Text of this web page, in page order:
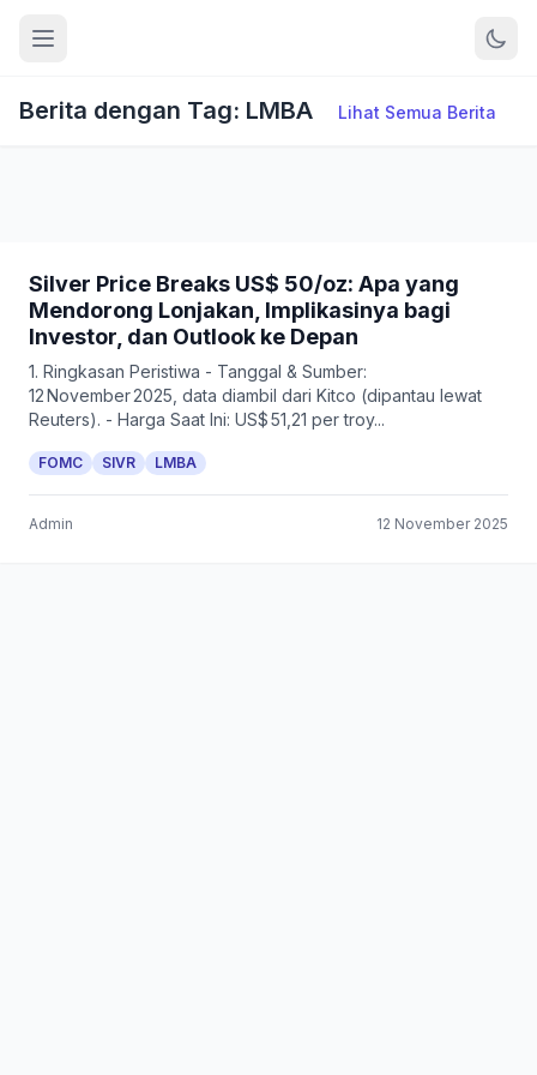
Berita dengan Tag: LMBA Lihat Semua Berita
Silver Price Breaks US$ 50/oz: Apa yang
Mendorong Lonjakan, Implikasinya bagi
Investor, dan Outlook ke Depan
1. Ringkasan Peristiwa - Tanggal & Sumber:
12 November 2025, data diambil dari Kitco (dipantau lewat
Reuters). - Harga Saat Ini: US$ 51,21 per troy...
FOMC SIVR LMBA
Admin 12 November 2025